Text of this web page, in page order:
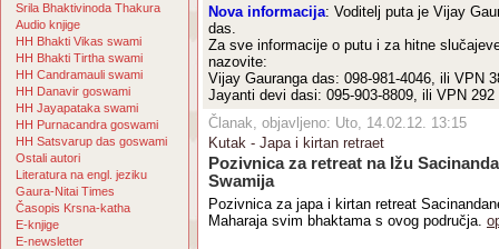
Srila Bhaktivinoda Thakura
Audio knjige
HH Bhakti Vikas swami
HH Bhakti Tirtha swami
HH Candramauli swami
HH Danavir goswami
HH Jayapataka swami
HH Purnacandra goswami
HH Satsvarup das goswami
Ostali autori
Literatura na engl. jeziku
Gaura-Nitai Times
Časopis Krsna-katha
E-knjige
E-newsletter
Nova informacija: Voditelj puta je Vijay
das.
Za sve informacije o putu i za hitne
nazovite:
Vijay Gauranga das: 098-981-4046, ili VPN
Jayanti devi dasi: 095-903-8809, ili VPN 292
Članak, objavljeno: Uto, 14.02.12. 13:15
Kutak - Japa i kirtan retraet
Pozivnica za retreat na Ižu
Swamija
Pozivnica za japa i kirtan retreat
Maharaja svim bhaktama s ovog područja.